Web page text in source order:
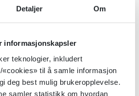
Detaljer Om
informasjonskapsler
teknologier, inkludert
til å samle informasjon
deg best mulig brukeropplevelse.
samler statistikk om hvordan